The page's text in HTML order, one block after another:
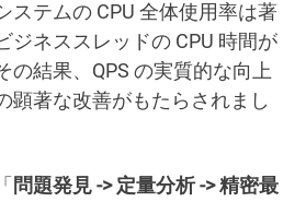
ステムの CPU 全体使用率は著
ジネススレッドの CPU 時間が
の結果、QPS の実質的な向上
顕著な改善がもたらされまし
問題発見 -> 定量分析 -> 精密最